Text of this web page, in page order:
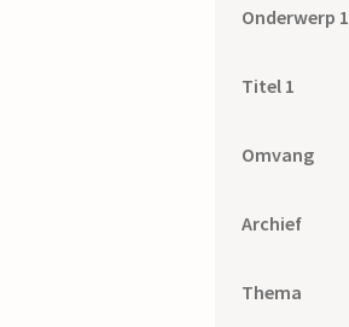
Onderwerp 1
Titel 1
Omvang
Archief
Thema